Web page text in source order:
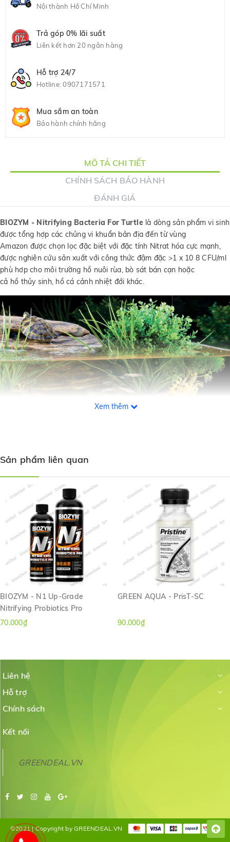
Nội thành Hồ Chí Minh
Trả góp 0% lãi suất
Liên kết hơn 20 ngân hàng
Hỗ trợ 24/7
Hotline:0907171571
Mua sắm an toàn
Bảo hành chính hãng
MÔ TẢ CHI TIẾT
CHÍNH SÁCH BẢO HÀNH
ĐÁNH GIÁ
BIOZYM - Nitrifying Bacteria For Turtlelà dòng sản phẩm vi sinh
được tổng hợp các chủng vi khuẩn bản địa đến từ vùng
Amazon được chọn lọc đặc biệt với đặc tính Nitrat hóa cực mạnh,
được nghiên cứu sản xuất với công thức đậm đặc >1 x 10 8 CFU/ml
phù hơp cho môi trường hồ nuôi rùa, bò sát bán cạn hoặc
cả hồ thủy sinh, hồ cá cảnh nhiệt đới khác.
thừa thường khiến khả năng lọc quá tải, do đó sẽ cần vi khuẩn
Nitrat hóa mạnh hơn để phân hủy và loại bỏ mùi hôi thối.
Nitrifying Bacteria For Turtle sẽ phân hủy phân cá, thức ăn dư
thừa, mùn bã hữu cơ và phân giải triệt để các chất độc gây hại như
Amoniac, Nitrit, Nitrat,... để làm sạch và tăng chất lượng nước của
hồ nuôi. Ngoài ra BIOZYM - Nitrifying Bacteria For Turtle còn ức
chế nấm bệnh phát triển cũng như ngăn chặn sự hình thành tảo
gây xanh nước.
Hướng dẫn sử dụng:
Dùng 10 ml cho khoảng 100 lít nước, sử dụng 1-2
Liều lượng và chu kỳ sử dụng có thể tăng hoặc giảm theo
Xem thêm
Sản phẩm liên quan
BIOZYM - N1 Up-Grade
Nitrifying Probiotics Pro
70.000₫
GREEN AQUA - PrisT-SC
90.000₫
Liên hệ
Hỗ trợ
Chính sách
Kết nối
GREENDEAL.VN
©2021 | Copyright by GREENDEAL.VN